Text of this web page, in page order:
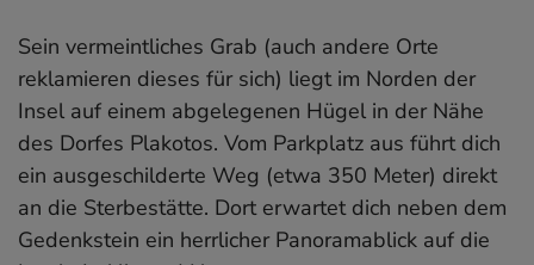
Sein vermeintliches Grab (auch andere Orte
reklamieren dieses für sich) liegt im Norden der
Insel auf einem abgelegenen Hügel in der Nähe
des Dorfes Plakotos. Vom Parkplatz aus führt dich
ein ausgeschilderte Weg (etwa 350 Meter) direkt
an die Sterbestätte. Dort erwartet dich neben dem
Gedenkstein ein herrlicher Panoramablick auf die